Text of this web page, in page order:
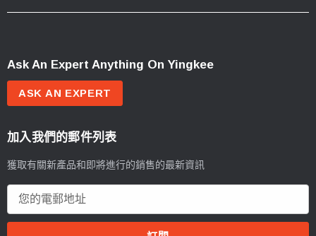
Ask An Expert Anything On Yingkee
ASK AN EXPERT
加入我們的郵件列表
獲取有關新產品和即將進行的銷售的最新資訊
郵